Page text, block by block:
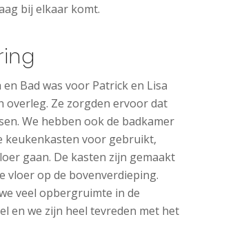
bij elkaar komt.
Bad was voor Patrick en Lisa
overleg. Ze zorgden ervoor dat
We hebben ook de badkamer
keukenkasten voor gebruikt,
gaan. De kasten zijn gemaakt
vloer op de bovenverdieping.
veel opbergruimte in de
en we zijn heel tevreden met het